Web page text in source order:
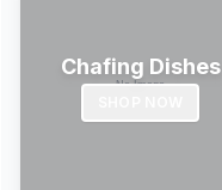
Chafing Dishes